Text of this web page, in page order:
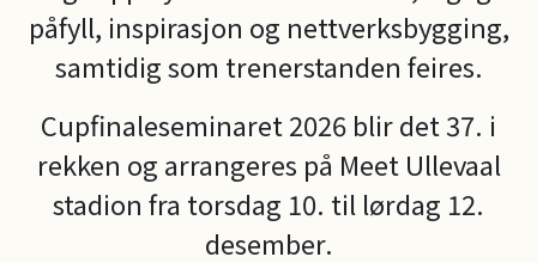
påfyll, inspirasjon og nettverksbygging,
samtidig som trenerstanden feires.
Cupfinaleseminaret 2026 blir det 37. i
rekken og arrangeres på Meet Ullevaal
stadion fra torsdag 10. til lørdag 12.
desember.